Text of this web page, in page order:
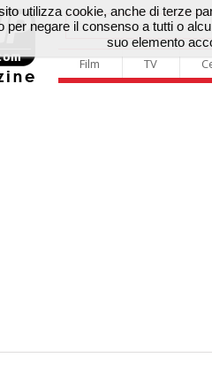
Film TV
utilizza cookie, anche di terze
per negare il consenso a tutti o
suo elemento